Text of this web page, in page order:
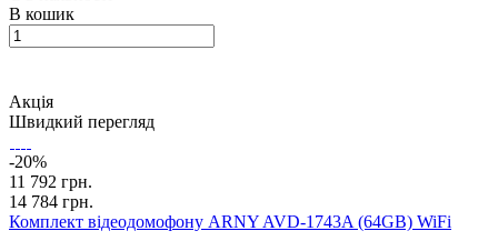
В кошик
Акція
Швидкий перегляд
-20%
11 792 грн.
14 784 грн.
Комплект відеодомофону ARNY AVD-1743A (64GB) WiFi